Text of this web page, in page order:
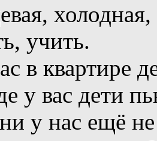
учить.
в квартире
у вас дети
у нас ещё